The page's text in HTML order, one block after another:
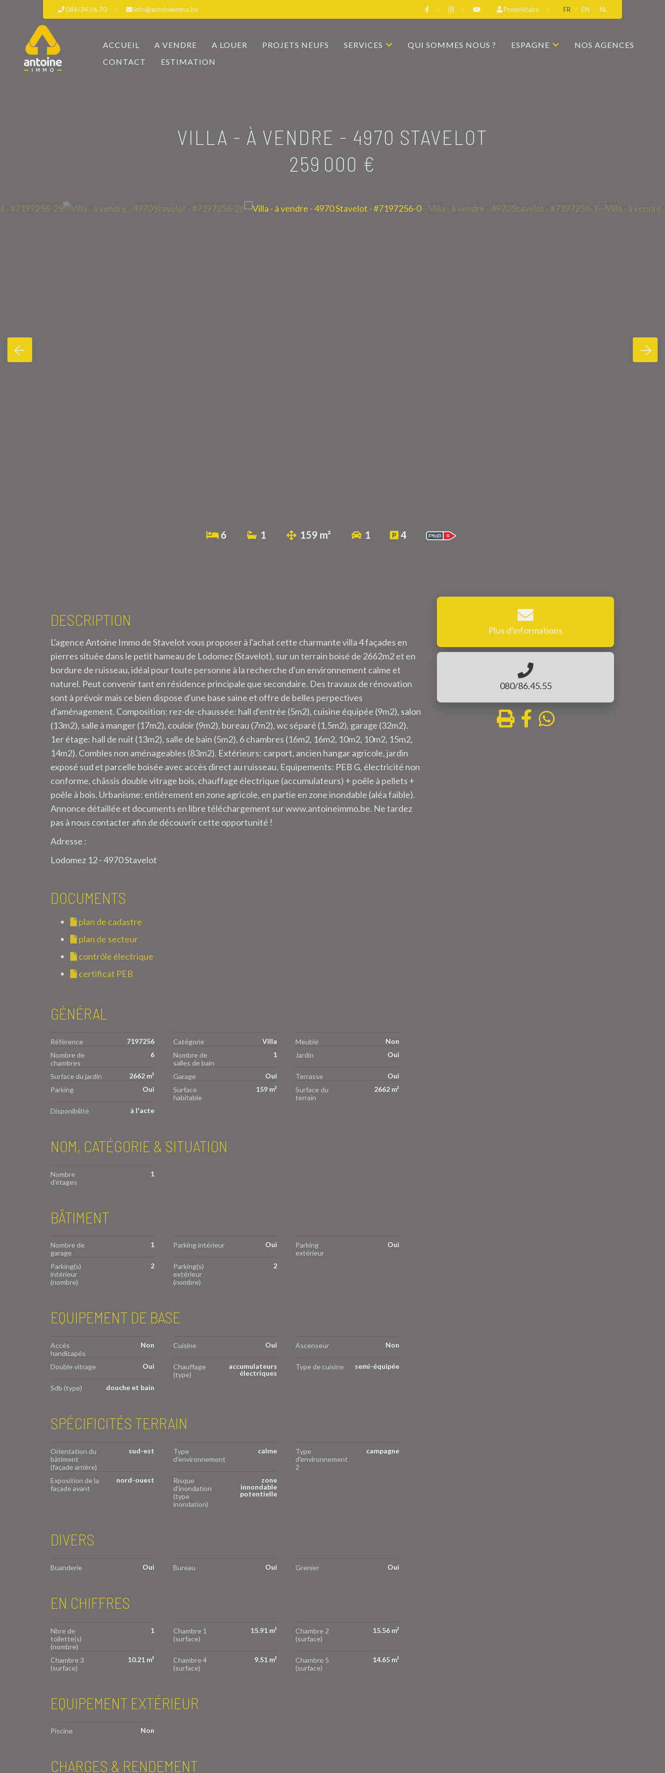
086/34.56.70 info@antoineimmo.be Propriétaire FR EN NL
ACCUEIL A VENDRE A LOUER PROJETS NEUFS SERVICES QUI SOMMES NOUS ? ESPAGNE
NOS AGENCES
CONTACT
ESTIMATION
VILLA - À VENDRE - 4970 STAVELOT
259 000 €
6 1 159 m² 1 4
DESCRIPTION
L'agence Antoine Immo de Stavelot vous proposer à l'achat cette charmante villa 4 façades en
pierres située dans le petit hameau de Lodomez (Stavelot), sur un terrain boisé de 2662m2 et en
bordure de ruisseau, idéal pour toute personne à la recherche d'un environnement calme et
naturel. Peut convenir tant en résidence principale que secondaire. Des travaux de rénovation
sont à prévoir mais ce bien dispose d'une base saine et offre de belles perpectives
d'aménagement. Composition: rez-de-chaussée: hall d'entrée (5m2), cuisine équipée (9m2), salon
(13m2), salle à manger (17m2), couloir (9m2), bureau (7m2), wc séparé (1,5m2), garage (32m2).
1er étage: hall de nuit (13m2), salle de bain (5m2), 6 chambres (16m2, 16m2, 10m2, 10m2, 15m2,
14m2). Combles non aménageables (83m2). Extérieurs: carport, ancien hangar agricole, jardin
exposé sud et parcelle boisée avec accès direct au ruisseau. Equipements: PEB G, électricité non
conforme, châssis double vitrage bois, chauffage électrique (accumulateurs) + poêle à pellets +
poêle à bois. Urbanisme: entièrement en zone agricole, en partie en zone inondable (aléa faible).
Annonce détaillée et documents en libre téléchargement sur www.antoineimmo.be. Ne tardez
pas à nous contacter afin de découvrir cette opportunité !
Adresse :
Lodomez 12 - 4970 Stavelot
DOCUMENTS
plan de cadastre
plan de secteur
contrôle électrique
certificat PEB
GÉNÉRAL
Référence 7197256 Catégorie Villa Meublé
Non
Nombre de
chambres
6
Nombre de
salles de bain
1 Jardin Oui
Surface du jardin 2662 m² Garage Oui Terrasse
Oui
Parking
Oui
Surface
habitable
159 m²
Surface du
terrain
2662 m²
Disponibilité à l'acte
NOM, CATÉGORIE & SITUATION
Nombre
d'étages
1
BÂTIMENT
Nombre de
garage
1 Parking intérieur Oui
Parking
extérieur
Oui
Parking(s)
intérieur
(nombre)
2
Parking(s)
extérieur
(nombre)
2
EQUIPEMENT DE BASE
Accès
handicapés
Non Cuisine Oui Ascenseur Non
Double vitrage Oui
Chauffage
(type)
accumulateurs
électriques
Type de cuisine semi-équipée
Sdb (type) douche et bain
SPÉCIFICITÉS TERRAIN
Orientation du
bâtiment
(façade arrière)
sud-est
Type
d'environnement
calme
Type
d'environnement
2
campagne
Exposition de la
façade avant
nord-ouest
Risque
d'inondation
(type
inondation)
zone
innondable
potentielle
DIVERS
Buanderie Oui Bureau Oui Grenier Oui
EN CHIFFRES
Nbre de
toilette(s)
(nombre)
1
Chambre 1
(surface)
15.91 m²
Chambre 2
(surface)
15.56 m²
Chambre 3
(surface)
10.21 m²
Chambre 4
(surface)
9.51 m²
Chambre 5
(surface)
14.65 m²
EQUIPEMENT EXTÉRIEUR
Piscine Non
CHARGES & RENDEMENT
Plus d'informations
080/86.45.55